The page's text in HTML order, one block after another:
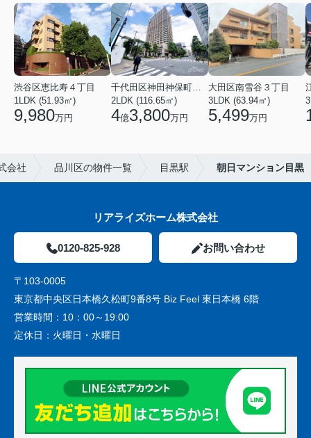
渋谷区恵比寿４丁目
1LDK (51.93㎡)
9,980万円
千代田区神田神保町１丁目
2LDK (116.65㎡)
4億3,800万円
大田区南雪谷３丁目
3LDK (63.94㎡)
5,499万円
会社 品川区の物件一覧 目黒駅 朝日マンション目黒
リアライズホーム株式会社
0120-825-928 お問い合わせ
〒103-0005
東京都中央区日本橋久松町9番8号 Biz Feel 東日本橋 6階
営業時間： 10：00～19:00
定休日： 火曜日・水曜日